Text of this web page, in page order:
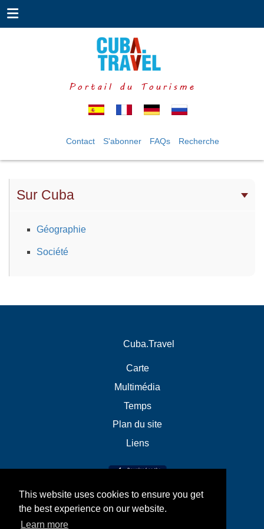
This website uses cookies to ensure you get
the best experience on our website.
Learn more
Portail du Tourisme
Contact S'abonner FAQs Recherche
Sur Cuba
Géographie
Société
Cuba.Travel
Carte
Multimédia
Temps
Plan du site
Liens